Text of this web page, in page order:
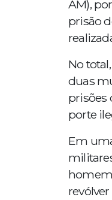
AM),
prisão
No
duas
prisões
porte
Em
homem